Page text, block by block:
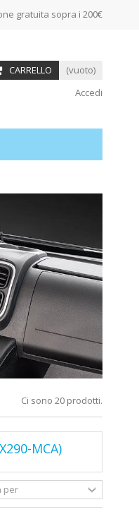
gratuita sopra i 200€
CARRELLO
(vuoto)
Accedi
Ci sono 20 prodotti.
MCA)